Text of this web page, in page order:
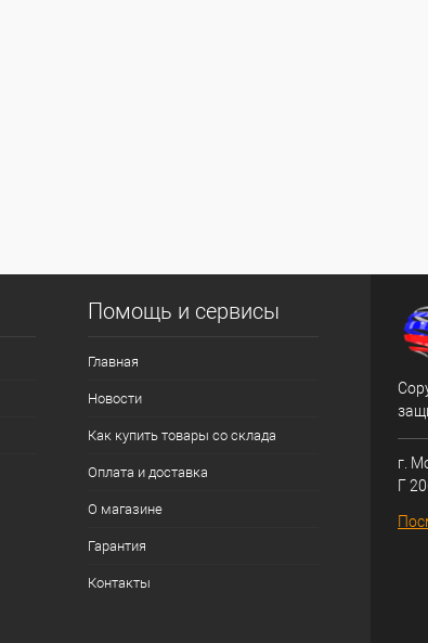
Помощь и сервисы
Главная
Новости
Как купить товары со склада
Оплата и доставка
О магазине
Гарантия
Контакты
г.
Г